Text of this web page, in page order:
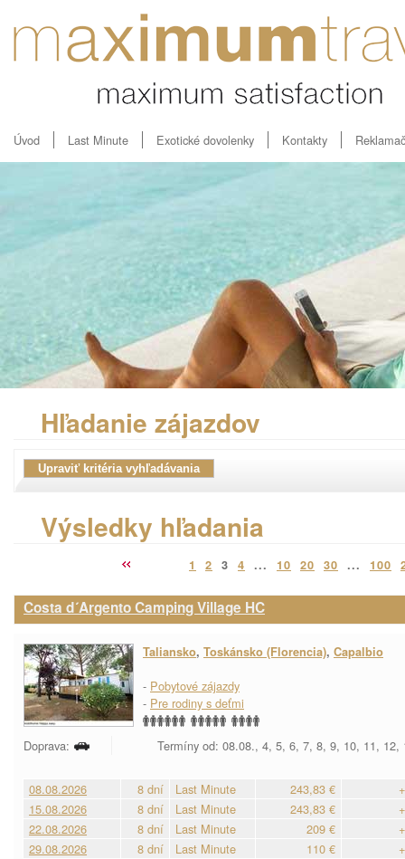
Úvod Last Minute Exotické dovolenky Kontakty
Hľadanie zájazdov
Výsledky hľadania
1 2 3 4 ... 10 20 30 ... 100
Costa d´Argento Camping Village HC
Taliansko, Toskánsko (Florencia), Capalbio
- Pobytové zájazdy
- Pre rodiny s deťmi
Doprava: Termíny od: 08.08., 4, 5, 6, 7, 8, 9, 10, 11, 12,
08.08.2026 8 dní Last Minute 243,83 €
15.08.2026
8 dní Last Minute 243,83 €
22.08.2026
8 dní Last Minute 209 €
29.08.2026
8 dní Last Minute 110 €